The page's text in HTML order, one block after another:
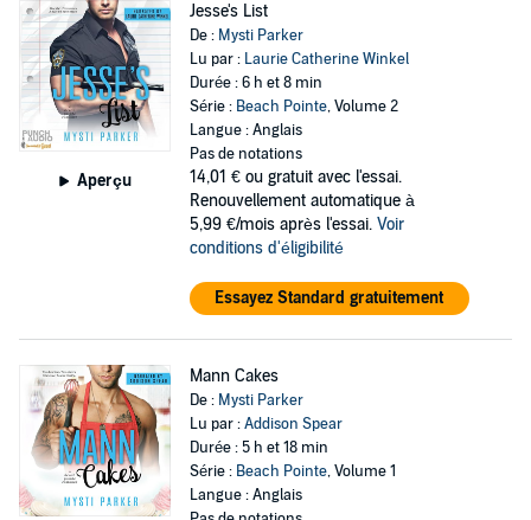
Aperçu
Jesse's List
De : Mysti Parker
Lu par : Laurie Catherine Winkel
Durée : 6 h et 8 min
Série : Beach Pointe, Volume 2
Langue : Anglais
Pas de notations
14,01 € ou gratuit avec l'essai.
Renouvellement automatique à
5,99 €/mois après l'essai. Voir
conditions d'éligibilité
Essayez Standard gratuitement
Mann Cakes
De : Mysti Parker
Lu par :Addison Spear
Durée : 5 h et 18 min
Série : Beach Pointe, Volume 1
Langue : Anglais